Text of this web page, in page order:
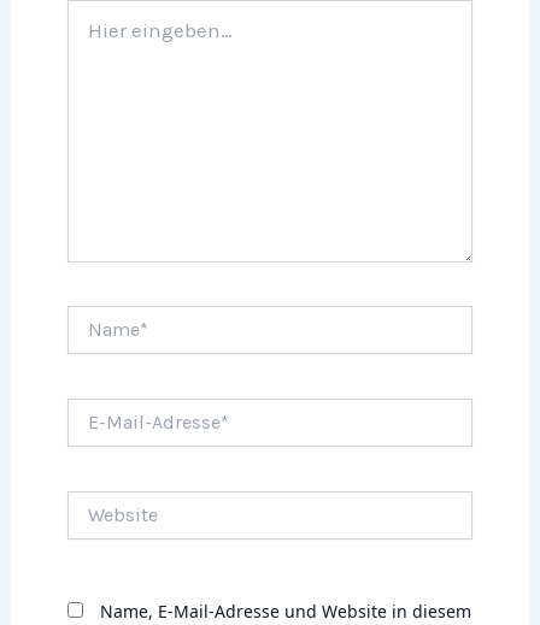
eingeben…
Mail-
Name, E-Mail-Adresse und Website in diesem